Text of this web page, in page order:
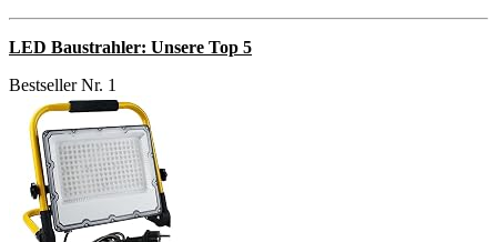
LED Baustrahler: Unsere Top 5
Bestseller Nr. 1